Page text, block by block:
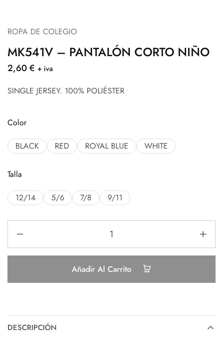
ROPA DE COLEGIO
MK541V – PANTALÓN CORTO NIÑO
2,60€ + iva
SINGLE JERSEY. 100% POLIÉSTER
Color
BLACK RED ROYAL BLUE WHITE
Talla
12/14 5/6 7/8 9/11
Añadir Al Carrito
DESCRIPCIÓN